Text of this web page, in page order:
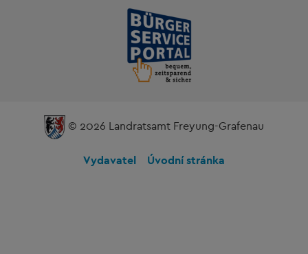
© 2026 Landratsamt Freyung-Grafenau
Vydavatel Úvodní stránka